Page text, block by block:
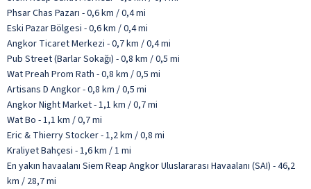
Phsar Chas Pazarı - 0,6 km / 0,4 mi
Eski Pazar Bölgesi - 0,6 km / 0,4 mi
Angkor Ticaret Merkezi - 0,7 km / 0,4 mi
Pub Street (Barlar Sokağı) - 0,8 km / 0,5 mi
Wat Preah Prom Rath - 0,8 km / 0,5 mi
Artisans D Angkor - 0,8 km / 0,5 mi
Angkor Night Market - 1,1 km / 0,7 mi
Wat Bo - 1,1 km / 0,7 mi
Eric & Thierry Stocker - 1,2 km / 0,8 mi
Kraliyet Bahçesi - 1,6 km / 1 mi
En yakın havaalanı Siem Reap Angkor Uluslararası Havaalanı (SAI) - 46,2
km / 28,7 mi